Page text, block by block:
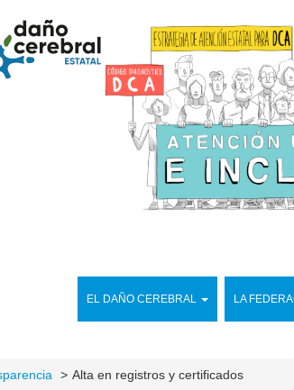
EL DAÑO CEREBRAL LA
Alta en registros y certificados